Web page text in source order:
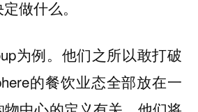
做什么。
为例。他们之所以敢打破
的餐饮业态全部放在一